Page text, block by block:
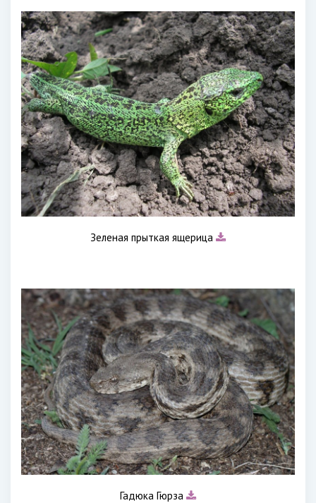
Зеленая прыткая ящерица
Гадюка Гюрза